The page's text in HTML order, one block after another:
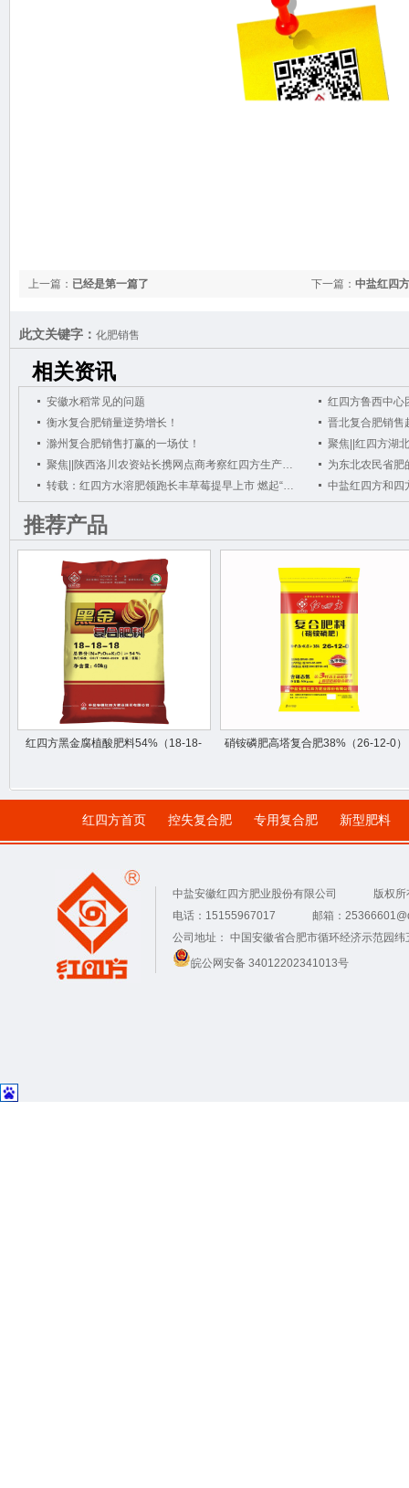
下一篇： 中盐红四
上一篇： 已经是第一篇了
此文关键字： 化肥销售
相关资讯
安徽水稻常见的问题
红四方鲁西中心
衡水复合肥销量逆势增长！
晋北复合肥销售
滁州复合肥销售打赢的一场仗！
聚焦||陕西洛川农资站长携网点商考察红四方生产基地
为东北农民省
转载：红四方水溶肥领跑长丰草莓提早上市 燃起“火红经济”！
推荐产品
红四方黑金腐植酸肥料54%（18-18-
硝铵磷肥高塔复合肥38%（26-12-0）
红四方首页 控失复合肥 专用复合肥 新型肥料
中盐安徽红四方肥业股份有限公司
版权
电话：15155967017
邮箱：
公司地址： 中国安徽省合肥市循环经济示范园纬
皖公网安备 34012202341013号